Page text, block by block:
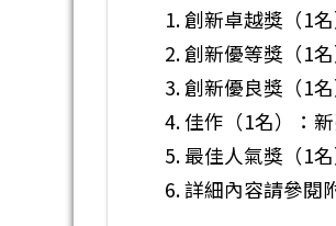
創新卓越獎（1
創新優等獎（1
創新優良獎（1
佳作（1名）：
最佳人氣獎（1
詳細內容請參閱